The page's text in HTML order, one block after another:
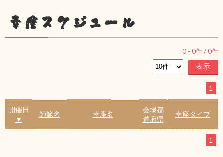
幸座スケジュール
0 - 0件 /0件
1
開催日
▼
師範名 幸座名
会場都
道府県
幸座タイプ
1